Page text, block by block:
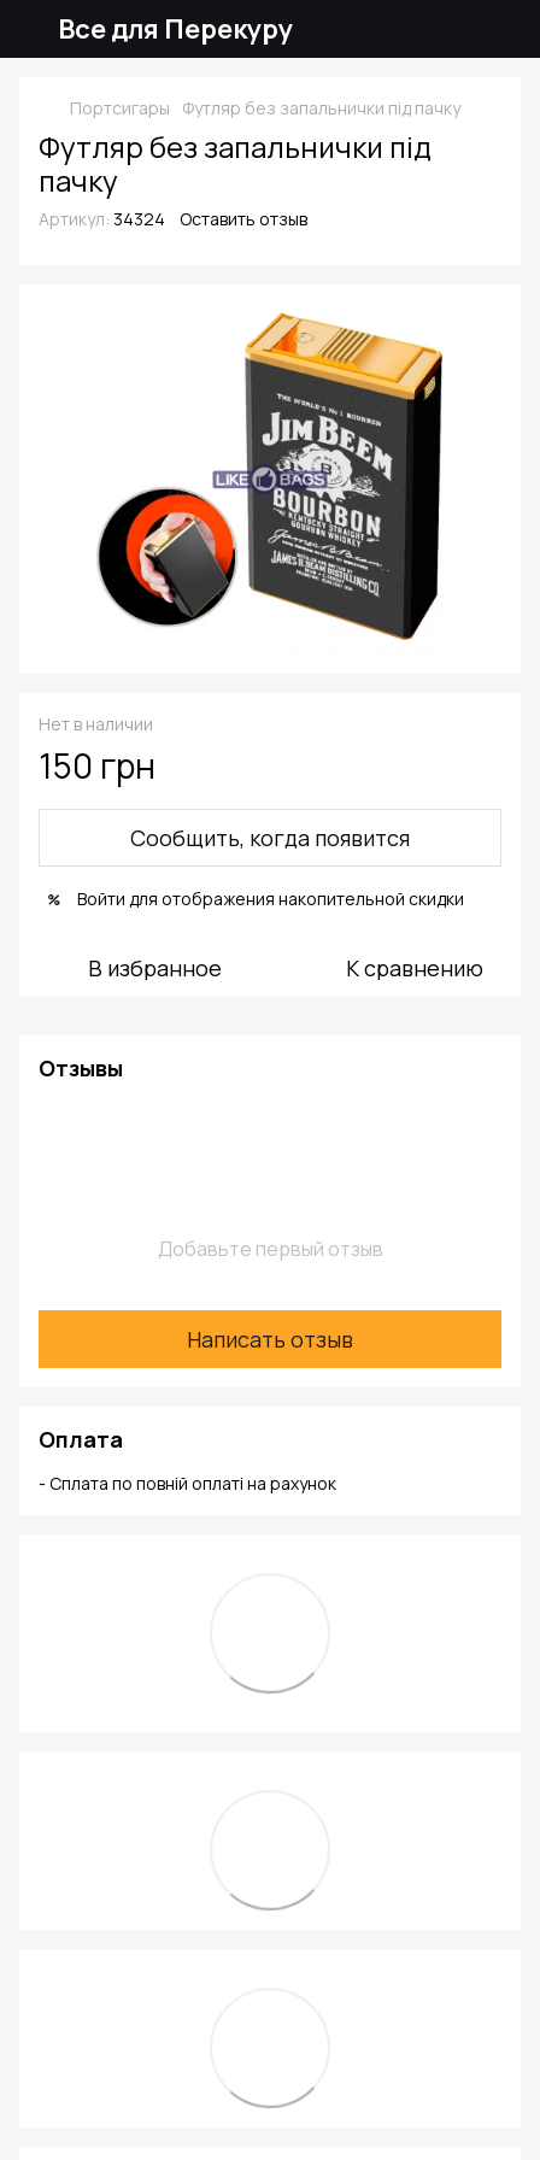
Все для Перекуру
Портсигары Футляр без запальнички під пачку
Футляр без запальнички під
пачку
Артикул: 34324 Оставить отзыв
Нет в наличии
150 грн
Сообщить, когда появится
% Войти для отображения накопительной скидки
В избранное К сравнению
Отзывы
Добавьте первый отзыв
Написать отзыв
Оплата
- Сплата по повній оплаті на рахунок